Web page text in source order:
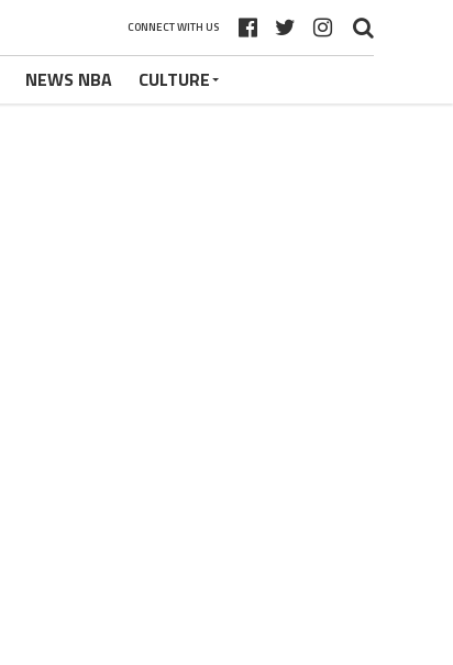
CONNECT WITH US
NEWS NBA CULTURE